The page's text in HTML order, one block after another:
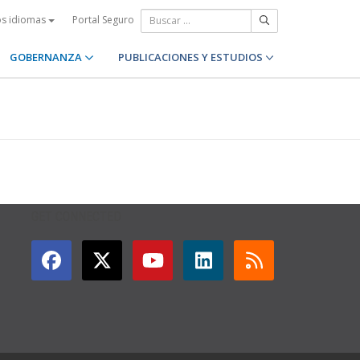
idiomas Portal Seguro
GOBERNANZA PUBLICACIONES Y ESTUDIOS